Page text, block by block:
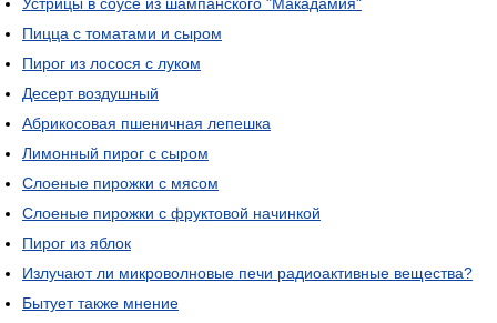
Пицца с томатами и сыром
Пирог из лосося с луком
Десерт воздушный
Абрикосовая пшеничная лепешка
Лимонный пирог с сыром
Слоеные пирожки с мясом
Слоеные пирожки с фруктовой начинкой
Пирог из яблок
Излучают ли микроволновые печи радиоактивные вещества?
Бытует также мнение